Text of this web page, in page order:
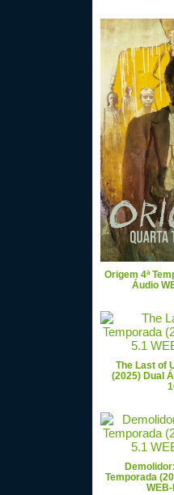
Origem 4ª
Áudio
The Last of
(2025) Dual
Temporada